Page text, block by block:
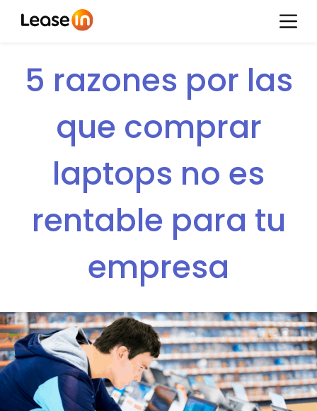
5 razones por las
que comprar
laptops no es
rentable para tu
empresa